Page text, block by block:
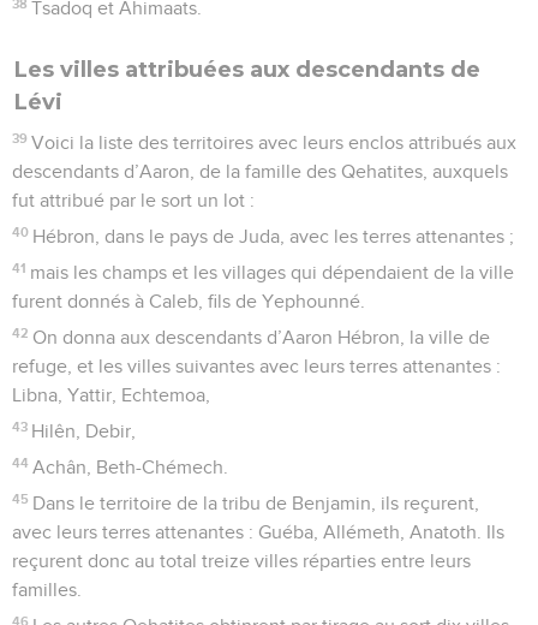
38 Tsadoq et Ahimaats.
Les villes attribuées aux descendants de
Lévi
39 Voici la liste des territoires avec leurs enclos attribués aux
descendants d’Aaron, de la famille des Qehatites, auxquels
fut attribué par le sort un lot :
40 Hébron, dans le pays de Juda, avec les terres attenantes ;
41 mais les champs et les villages qui dépendaient de la ville
furent donnés à Caleb, fils de Yephounné.
42 On donna aux descendants d’Aaron Hébron, la ville de
refuge, et les villes suivantes avec leurs terres attenantes :
Libna, Yattir, Echtemoa,
43 Hilên, Debir,
44 Achân, Beth-Chémech.
45 Dans le territoire de la tribu de Benjamin, ils reçurent,
avec leurs terres attenantes : Guéba, Allémeth, Anatoth. Ils
reçurent donc au total treize villes réparties entre leurs
familles.
46